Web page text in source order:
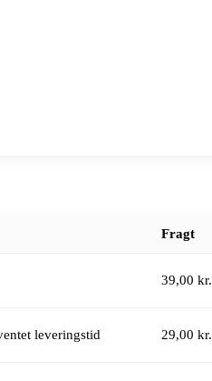
Fragt
39,00 kr.
leveringstid 29,00 kr.